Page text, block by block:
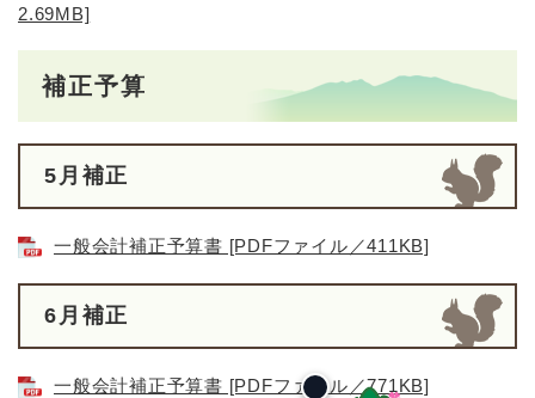
2.69MB]
補正予算
5月補正
一般会計補正予算書 [PDFファイル／411KB]
6月補正
一般会計補正予算書 [PDFファイル／771KB]